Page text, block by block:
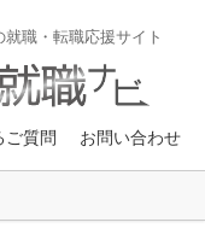
職・転職応援サイト
ご質問 お問い合わせ